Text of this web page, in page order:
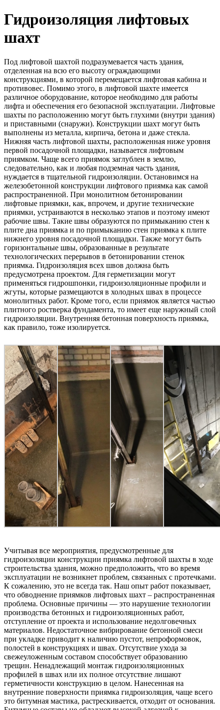
Гидроизоляция лифтовых
шахт
Под лифтовой шахтой подразумевается часть здания,
отделенная на всю его высоту ограждающими
конструкциями, в которой перемещается лифтовая кабина и
противовес. Помимо этого, в лифтовой шахте имеется
различное оборудование, которое необходимо для работы
лифта и обеспечения его безопасной эксплуатации. Лифтовые
шахты по расположению могут быть глухими (внутри здания)
и приставными (снаружи). Конструкции шахт могут быть
выполнены из металла, кирпича, бетона и даже стекла.
Нижняя часть лифтовой шахты, расположенная ниже уровня
первой посадочной площадки, называется лифтовым
приямком. Чаще всего приямок заглублен в землю,
следовательно, как и любая подземная часть здания,
нуждается в тщательной гидроизоляции. Остановимся на
железобетонной конструкции лифтового приямка как самой
распространенной. При монолитном бетонировании
лифтовые приямки, как, впрочем, и другие технические
приямки, устраиваются в несколько этапов и поэтому имеют
рабочие швы. Такие швы образуются по примыканию стен к
плите дна приямка и по примыканию стен приямка к плите
нижнего уровня посадочной площадки. Также могут быть
горизонтальные швы, образованные в результате
технологических перерывов в бетонировании стенок
приямка. Гидроизоляция всех швов должна быть
предусмотрена проектом. Для герметизации могут
применяться гидрошпонки, гидроизоляционные профили и
жгуты, которые размещаются в холодных швах в процессе
монолитных работ. Кроме того, если приямок является частью
плитного ростверка фундамента, то имеет еще наружный слой
гидроизоляции. Внутренняя бетонная поверхность приямка,
как правило, тоже изолируется.
Учитывая все мероприятия, предусмотренные для
гидроизоляции конструкции приямка лифтовой шахты в ходе
строительства здания, можно предположить, что во время
эксплуатации не возникнет проблем, связанных с протечками.
К сожалению, это не всегда так. Наш опыт работ показывает,
что обводнение приямков лифтовых шахт – распространенная
проблема. Основные причины — это нарушение технологии
производства бетонных и гидроизоляционных работ,
отступление от проекта и использование недолговечных
материалов. Недостаточное вибрирование бетонной смеси
при укладке приводит к наличию пустот, непроформовок,
полостей в конструкциях и швах. Отсутствие ухода за
свежеуложенным составом способствует образованию
трещин. Ненадлежащий монтаж гидроизоляционных
профилей в швах или их полное отсутствие лишают
герметичности конструкцию в целом. Нанесенная на
внутренние поверхности приямка гидроизоляция, чаще всего
это битумная мастика, растрескивается, отходит от основания.